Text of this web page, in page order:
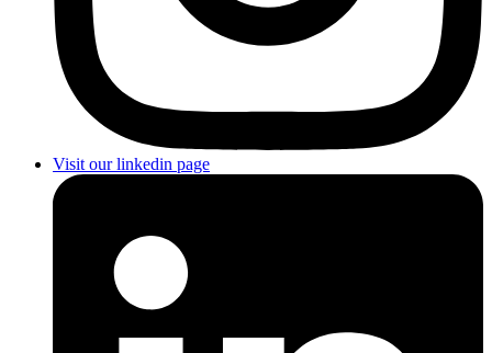
Visit our linkedin page